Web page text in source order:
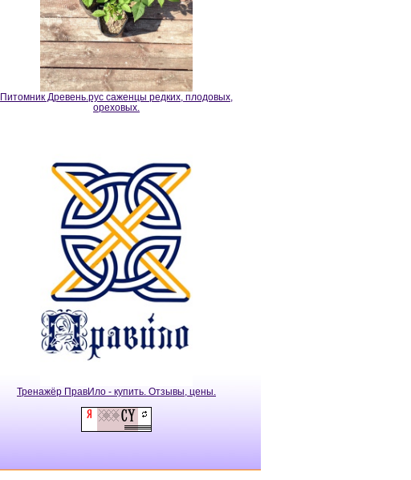
Питомник Древень.рус саженцы редких, плодовых,
ореховых.
Тренажёр ПравИло - купить. Отзывы, цены.